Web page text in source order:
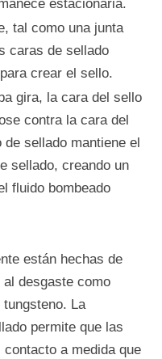
estacionaria.
tal como una junta
caras de sellado
crear el sello.
gira, la cara del sello
contra la cara del
sellado mantiene el
sellado, creando un
fluido bombeado
están hechas de
desgaste como
La
permite que las
a medida que